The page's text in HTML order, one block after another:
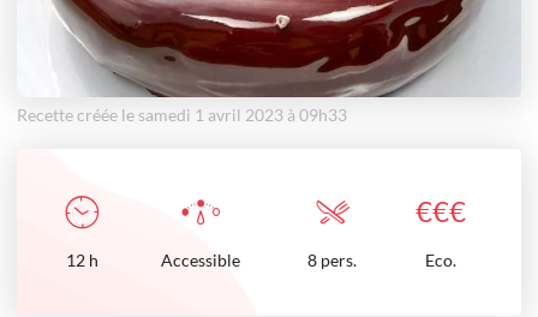
Recette créée le samedi 1 avril 2023 à 09h33
€€€
12 h Accessible 8 pers. Eco.